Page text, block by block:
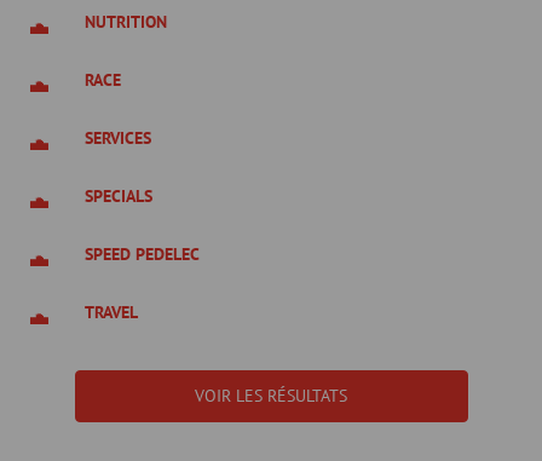
NUTRITION
RACE
SERVICES
SPECIALS
SPEED PEDELEC
TRAVEL
VOIR LES RÉSULTATS